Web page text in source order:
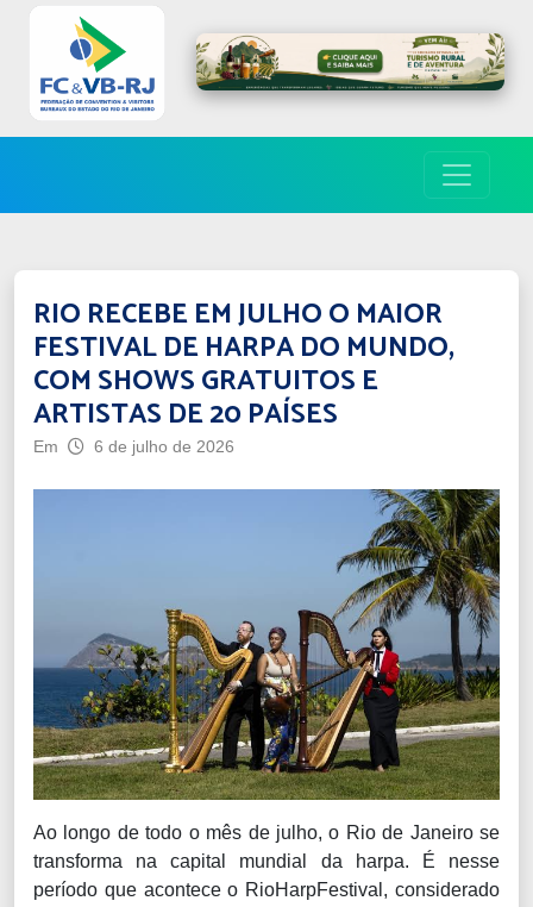
RIO RECEBE EM JULHO O MAIOR
FESTIVAL DE HARPA DO MUNDO,
COM SHOWS GRATUITOS E
ARTISTAS DE 20 PAÍSES
Em 6 de julho de 2026
Ao longo de todo o mês de julho, o Rio de Janeiro se
transforma na capital mundial da harpa. É nesse
período que acontece o RioHarpFestival , considerado